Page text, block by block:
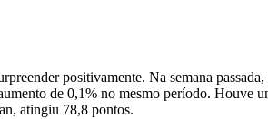
positivamente. Na semana
de 0,1% no mesmo período. Houve
atingiu 78,8 pontos.